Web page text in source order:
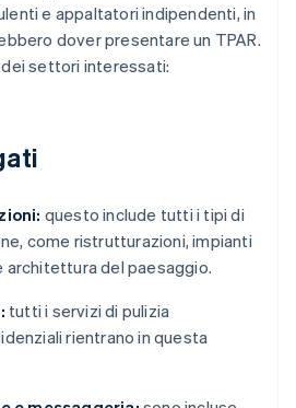
e appaltatori indipendenti, in
dover presentare un TPAR.
settori interessati:
questo include tutti i tipi di
come ristrutturazioni, impianti
architettura del paesaggio.
tutti i servizi di pulizia
rientrano in questa